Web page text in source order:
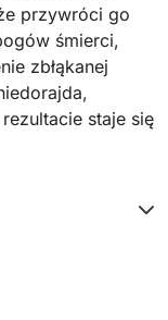
przywróci go
śmierci,
zbłąkanej
staje się